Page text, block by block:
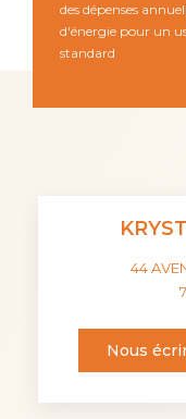
des dépenses
d'énergie pour un
standard
44
Nous